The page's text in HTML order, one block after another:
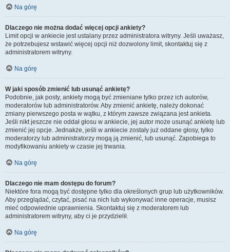
Na górę
Dlaczego nie można dodać więcej opcji ankiety?
Limit opcji w ankiecie jest ustalany przez administratora witryny. Jeśli uważasz,
że potrzebujesz wstawić więcej opcji niż dozwolony limit, skontaktuj się z
administratorem witryny.
Na górę
W jaki sposób zmienić lub usunąć ankietę?
Podobnie, jak posty, ankiety mogą być zmieniane tylko przez ich autorów,
moderatorów lub administratorów. Aby zmienić ankietę, należy dokonać
zmiany pierwszego posta w wątku, z którym zawsze związana jest ankieta.
Jeśli nikt jeszcze nie oddał głosu w ankiecie, jej autor może usunąć ankietę lub
zmienić jej opcje. Jednakże, jeśli w ankiecie zostały już oddane głosy, tylko
moderatorzy lub administratorzy mogą ją zmienić, lub usunąć. Zapobiega to
modyfikowaniu ankiety w czasie jej trwania.
Na górę
Dlaczego nie mam dostępu do forum?
Niektóre fora mogą być dostępne tylko dla określonych grup lub użytkowników.
Aby przeglądać, czytać, pisać na nich lub wykonywać inne operacje, musisz
mieć odpowiednie uprawnienia. Skontaktuj się z moderatorem lub
administratorem witryny, aby ci je przydzielił.
Na górę